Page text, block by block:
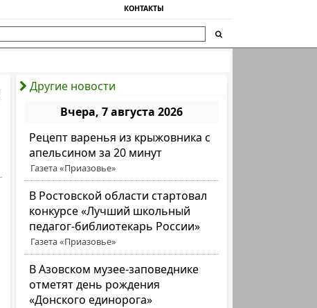
КОНТАКТЫ
Другие новости
Вчера, 7 августа 2026
Рецепт варенья из крыжовника с
апельсином за 20 минут
Газета «Приазовье»
В Ростовской области стартовал
конкурсе «Лучший школьный
педагог-библиотекарь России»
Газета «Приазовье»
В Азовском музее-заповеднике
отметят день рождения
«Донского единорога»